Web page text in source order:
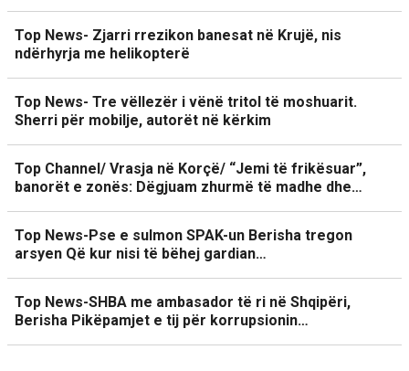
Top News- Zjarri rrezikon banesat në Krujë, nis
ndërhyrja me helikopterë
Top News- Tre vëllezër i vënë tritol të moshuarit.
Sherri për mobilje, autorët në kërkim
Top Channel/ Vrasja në Korçë/ “Jemi të frikësuar”,
banorët e zonës: Dëgjuam zhurmë të madhe dhe…
Top News-Pse e sulmon SPAK-un Berisha tregon
arsyen Që kur nisi të bëhej gardian…
Top News-SHBA me ambasador të ri në Shqipëri,
Berisha Pikëpamjet e tij për korrupsionin…